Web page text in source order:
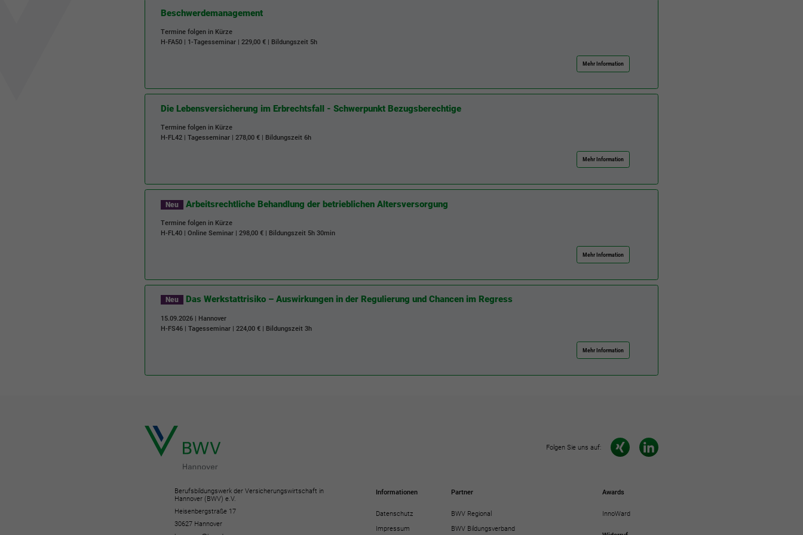
Beschwerdemanagement
Termine folgen in Kürze
H-FA50 | 1-Tagesseminar | 229,00 € | Bildungszeit 5h
Mehr Information
Die Lebensversicherung im Erbrechtsfall - Schwerpunkt Bezugsberechtige
Termine folgen in Kürze
H-FL42 | Tagesseminar | 278,00 € | Bildungszeit6h
Mehr Information
Neu Arbeitsrechtliche Behandlung der betrieblichen Altersversorgung
Termine folgen in Kürze
H-FL40 | Online Seminar | 298,00 € | Bildungszeit 5h 30min
Mehr Information
Neu Das Werkstattrisiko – Auswirkungen in der Regulierung und Chancen im Regress
15.09.2026 | Hannover
H-FS46 | Tagesseminar | 224,00 € | Bildungszeit3h
Mehr Information
Folgen Sie uns auf:
Berufsbildungswerk der Versicherungswirtschaft in
Hannover (BWV) e.V.
Heisenbergstraße 17
30627 Hannover
Informationen
Datenschutz
Impressum
Partner
BWV Regional
BWV Bildungsverband
Awards
InnoWard